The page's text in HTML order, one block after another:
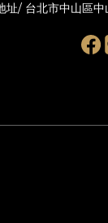
址/ 台北市中山區中